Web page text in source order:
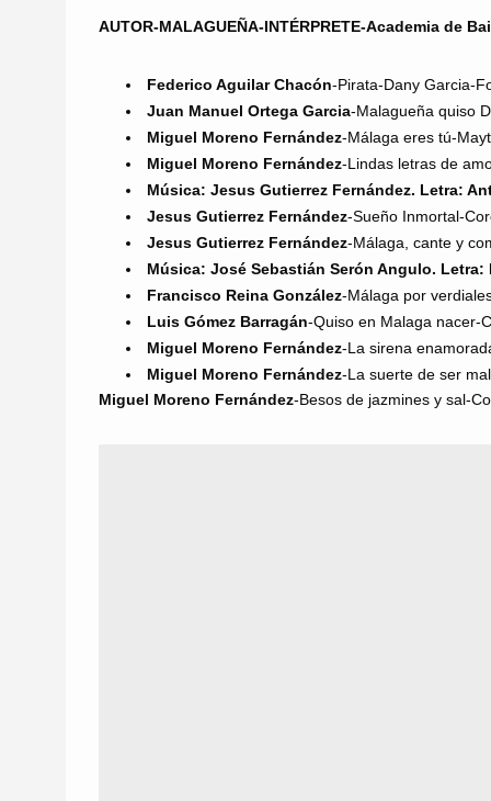
AUTOR-MALAGUEÑA-INTÉRPRETE-Academia de
Federico Aguilar Chacón-Pirata-Dany Garcia-
Juan Manuel Ortega Garcia-Malagueña quiso
Miguel Moreno Fernández-Málaga eres tú-
Miguel Moreno Fernández-Lindas letras de
Música: Jesus Gutierrez Fernández. Letra:
Jesus Gutierrez Fernández-Sueño Inmortal-
Jesus Gutierrez Fernández-Málaga, cante y
Música: José Sebastián Serón Angulo. Letra:
Francisco Reina González-Málaga por
Luis Gómez Barragán-Quiso en Malaga nacer-
Miguel Moreno Fernández-La sirena
Miguel Moreno Fernández-La suerte de ser
Miguel Moreno Fernández-Besos de jazmines y sal-